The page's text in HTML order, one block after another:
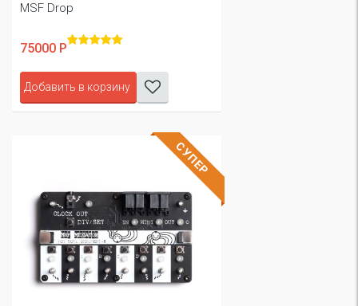
MSF Drop
75000 Р
Добавить в корзину
СУПЕР